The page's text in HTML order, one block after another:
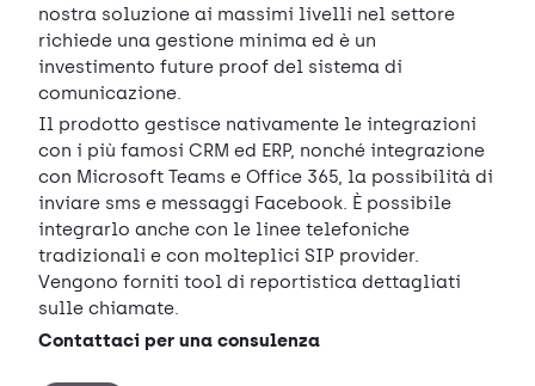
nostra soluzione ai massimi livelli nel settore
richiede una gestione minima ed è un
investimento future proof del sistema di
comunicazione.
Il prodotto gestisce nativamente le integrazioni
con i più famosi CRM ed ERP, nonché integrazione
con Microsoft Teams e Office 365, la possibilità di
inviare sms e messaggi Facebook. È possibile
integrarlo anche con le linee telefoniche
tradizionali e con molteplici SIP provider.
Vengono forniti tool di reportistica dettagliati
sulle chiamate.
Contattaci per una consulenza